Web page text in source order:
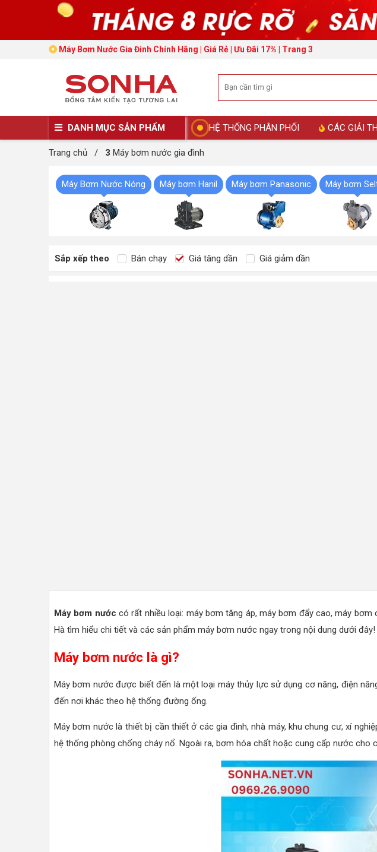
Máy Bơm Nước Gia Đình Chính Hãng | Giá Rẻ | Ưu Đãi 17% | Trang 3
DANH MỤC SẢN PHẨM HỆ THỐNG PHÂN PHỐI CÁC GIẢI
Trang chủ / 3 Máy bơm nước gia đình
Máy Bơm Nước Nóng Máy bơm Hanil Máy bơm Panasonic Máy bơm
Sắp xếp theo Bán chạy Giá tăng dần Giá giảm dần
Máy bơm nước có rất nhiều loại: máy bơm tăng áp, máy bơm đẩy cao, máy bơm
Hà tìm hiểu chi tiết và các sản phẩm máy bơm nước ngay trong nội dung dưới đây!
Máy bơm nước là gì?
Máy bơm nước được biết đến là một loại máy thủy lực sử dụng cơ năng, điện
đến nơi khác theo hệ thống đường ống.
Máy bơm nước là thiết bị cần thiết ở các gia đình, nhà máy, khu chung cư, xí
hệ thống phòng chống cháy nổ. Ngoài ra, bơm hóa chất hoặc cung cấp nước